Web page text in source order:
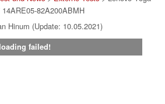
82A200ABMH
Hinum (Update: 10.05.2021)
loading failed!